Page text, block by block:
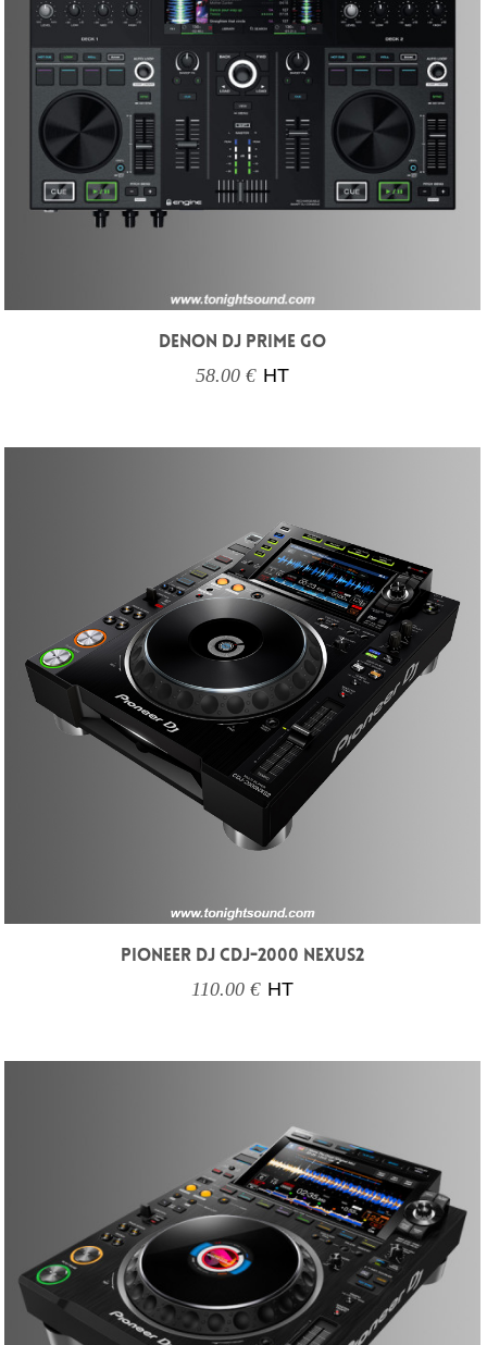
DENON DJ PRIME GO
58.00 € HT
PIONEER DJ CDJ-2000 NEXUS2
110.00 € HT